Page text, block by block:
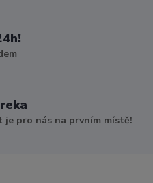
je pro nás na prvním místě!